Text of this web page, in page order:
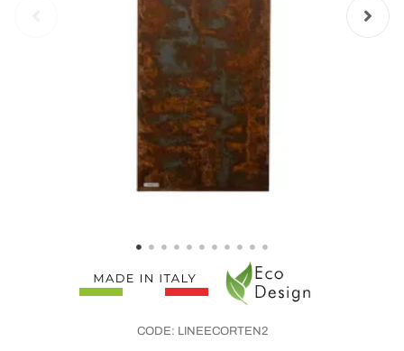
CODE: LINEECORTEN2